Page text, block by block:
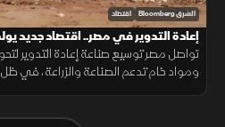
الشرق Bloomberg اقتصاد
إعادة التدوير في مصر.. اقتصاد جديد
تواصل مصر توسيع صناعة إعادة التدوير
ومواد خام تدعم الصناعة والزراعة، في ظل